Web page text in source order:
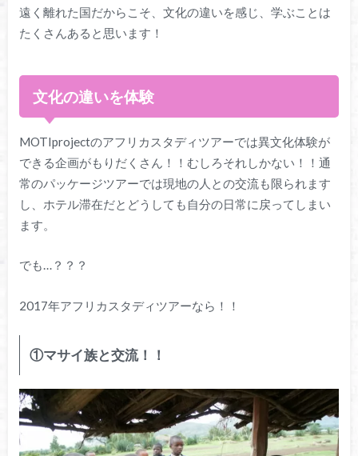
遠く離れた国だからこそ、文化の違いを感じ、 学ぶことは
たくさんあると思います！
文化の違いを体験
MOTIprojectのアフリカスタディツアーでは異文化体験が
できる企画がもりだくさん！！むしろそれしかない！！通
常のパッケージツアーでは現地の人との交流も限られます
し、ホテル滞在だとどうしても自分の日常に戻ってしまい
ます。
でも…？？？
2017年アフリカスタディツアーなら！！
①マサイ族と交流！！